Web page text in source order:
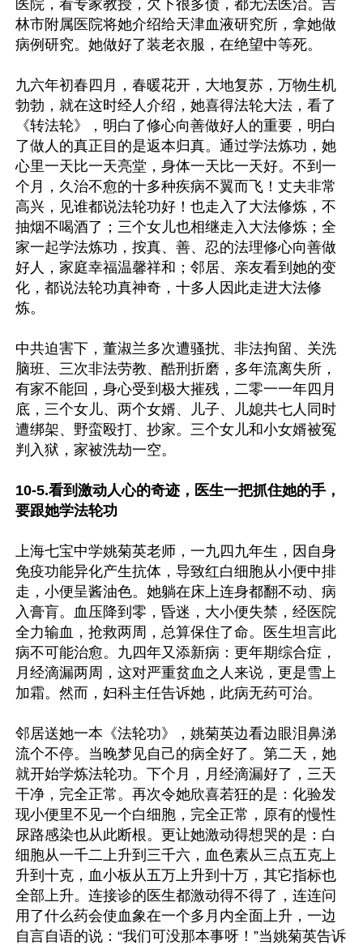
医院，看专家教授，欠下很多债，都无法医治。吉
林市附属医院将她介绍给天津血液研究所，拿她做
病例研究。她做好了装老衣服，在绝望中等死。
九六年初春四月，春暖花开，大地复苏，万物生机
勃勃，就在这时经人介绍，她喜得法轮大法，看了
《转法轮》，明白了修心向善做好人的重要，明白
了做人的真正目的是返本归真。通过学法炼功，她
心里一天比一天亮堂，身体一天比一天好。不到一
个月，久治不愈的十多种疾病不翼而飞！丈夫非常
高兴，见谁都说法轮功好！也走入了大法修炼，不
抽烟不喝酒了；三个女儿也相继走入大法修炼；全
家一起学法炼功，按真、善、忍的法理修心向善做
好人，家庭幸福温馨祥和；邻居、亲友看到她的变
化，都说法轮功真神奇，十多人因此走进大法修
炼。
中共迫害下，董淑兰多次遭骚扰、非法拘留、关洗
脑班、三次非法劳教、酷刑折磨，多年流离失所，
有家不能回，身心受到极大摧残，二零一一年四月
底，三个女儿、两个女婿、儿子、儿媳共七人同时
遭绑架、野蛮殴打、抄家。三个女儿和小女婿被冤
判入狱，家被洗劫一空。
10-5.看到激动人心的奇迹，医生一把抓住她的手，
要跟她学法轮功
上海七宝中学姚菊英老师，一九四九年生，因自身
免疫功能异化产生抗体，导致红白细胞从小便中排
走，小便呈酱油色。她躺在床上连身都翻不动、病
入膏肓。血压降到零，昏迷，大小便失禁，经医院
全力输血，抢救两周，总算保住了命。医生坦言此
病不可能治愈。九四年又添新病：更年期综合症，
月经滴漏两周，这对严重贫血之人来说，更是雪上
加霜。然而，妇科主任告诉她，此病无药可治。
邻居送她一本《法轮功》，姚菊英边看边眼泪鼻涕
流个不停。当晚梦见自己的病全好了。第二天，她
就开始学炼法轮功。下个月，月经滴漏好了，三天
干净，完全正常。再次令她欣喜若狂的是：化验发
现小便里不见一个白细胞，完全正常，原有的慢性
尿路感染也从此断根。更让她激动得想哭的是：白
细胞从一千二上升到三千六，血色素从三点五克上
升到十克，血小板从五万上升到十万，其它指标也
全部上升。连接诊的医生都激动得不得了，连连问
用了什么药会使血象在一个多月内全面上升，一边
自言自语的说：“我们可没那本事呀！”当姚菊英告诉